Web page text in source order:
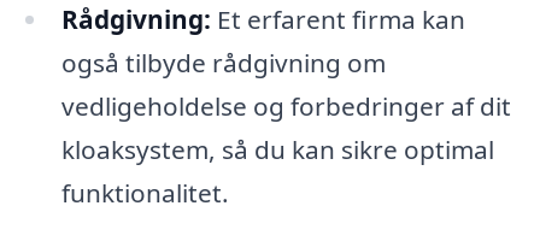
Rådgivning: Et erfarent firma kan
også tilbyde rådgivning om
vedligeholdelse og forbedringer af dit
kloaksystem, så du kan sikre optimal
funktionalitet.